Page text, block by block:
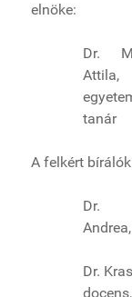
elnöke:
Dr.
Attila,
tanár
A felkért
Dr.
Dr.